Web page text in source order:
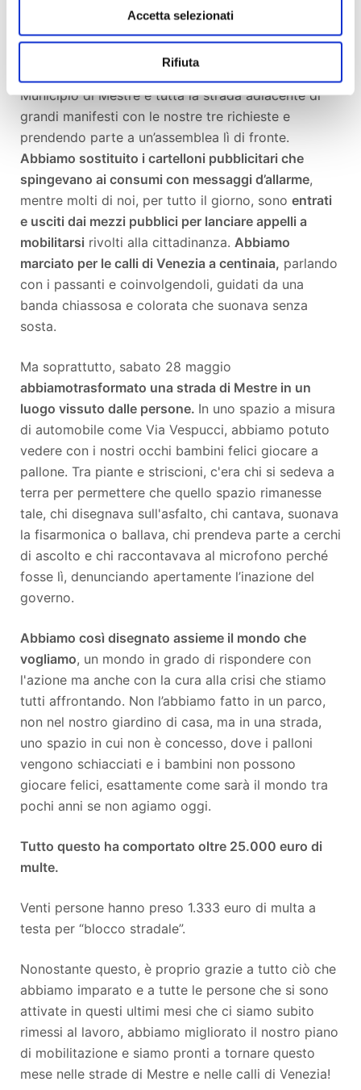
Accetta selezionati
Rifiuta
In tre giornateabbiamo dichiarato ribellione al
Municipio di Mestre e tutta la strada adiacente di
grandi manifesti con le nostre tre richieste e
prendendo parte a un’assemblea lì di fronte.
Abbiamo sostituito i cartelloni pubblicitari che
spingevano ai consumi con messaggi d’allarme,
mentre molti di noi, per tutto il giorno, sono entrati
e usciti dai mezzi pubblici per lanciare appelli a
mobilitarsi rivolti alla cittadinanza. Abbiamo
marciato per le calli di Venezia a centinaia, parlando
con i passanti e coinvolgendoli, guidati da una
banda chiassosa e colorata che suonava senza
sosta.
Ma soprattutto, sabato 28 maggio
abbiamotrasformato una strada di Mestre in un
luogo vissuto dalle persone. In uno spazio a misura
di automobile come Via Vespucci, abbiamo potuto
vedere con i nostri occhi bambini felici giocare a
pallone. Tra piante e striscioni, c'era chi si sedeva a
terra per permettere che quello spazio rimanesse
tale, chi disegnava sull'asfalto, chi cantava, suonava
la fisarmonica o ballava, chi prendeva parte a cerchi
di ascolto e chi raccontavava al microfono perché
fosse lì, denunciando apertamente l’inazione del
governo.
Abbiamo così disegnato assieme il mondo che
vogliamo, un mondo in grado di rispondere con
l'azione ma anche con la cura alla crisi che stiamo
tutti affrontando. Non l’abbiamo fatto in un parco,
non nel nostro giardino di casa, ma in una strada,
uno spazio in cui non è concesso, dove i palloni
vengono schiacciati e i bambini non possono
giocare felici, esattamente come sarà il mondo tra
pochi anni se non agiamo oggi.
Tutto questo ha comportato oltre 25.000 euro di
multe.
Venti persone hanno preso 1.333 euro di multa a
testa per “blocco stradale”.
Nonostante questo, è proprio grazie a tutto ciò che
abbiamo imparato e a tutte le persone che si sono
attivate in questi ultimi mesi che ci siamo subito
rimessi al lavoro, abbiamo migliorato il nostro piano
di mobilitazione e siamo pronti a tornare questo
mese nelle strade di Mestre e nelle calli di Venezia!